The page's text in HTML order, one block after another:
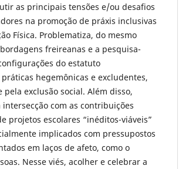
as principais tensões e/ou desafios
na promoção de práxis inclusivas
Física. Problematiza, do mesmo
freireanas e a pesquisa-
do estatuto
hegemônicas e excludentes,
exclusão social. Além disso,
com as contribuições
projetos escolares “inéditos-viáveis”
implicados com pressupostos
em laços de afeto, como o
Nesse viés, acolher e celebrar a